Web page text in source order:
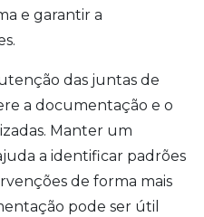
e garantir a
das juntas de
a documentação e o
Manter um
a identificar padrões
de forma mais
pode ser útil